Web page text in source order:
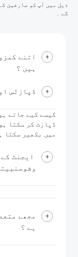
ذیل میں آپ کو صارفین
گے ۔
اتنے
ہیں ؟
ڈپازٹس
ڈپازٹ کر سکتا
میں بکھیر سکتا
ایجنٹ
مجھے
ہے ؟